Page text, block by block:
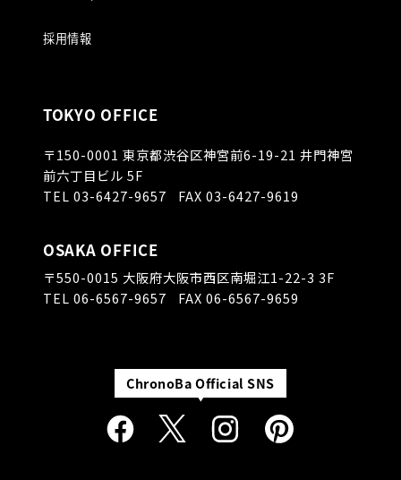
採用情報
TOKYO OFFICE
〒150-0001 東京都渋谷区神宮前6-19-21 井門神宮
前六丁目ビル 5F
TEL 03-6427-9657 FAX 03-6427-9619
OSAKA OFFICE
〒550-0015 大阪府大阪市西区南堀江1-22-3 3F
TEL 06-6567-9657 FAX 06-6567-9659